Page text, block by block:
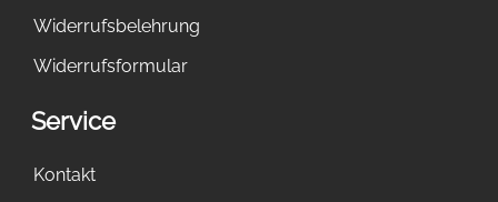
Widerrufsbelehrung
Widerrufsformular
Service
Kontakt